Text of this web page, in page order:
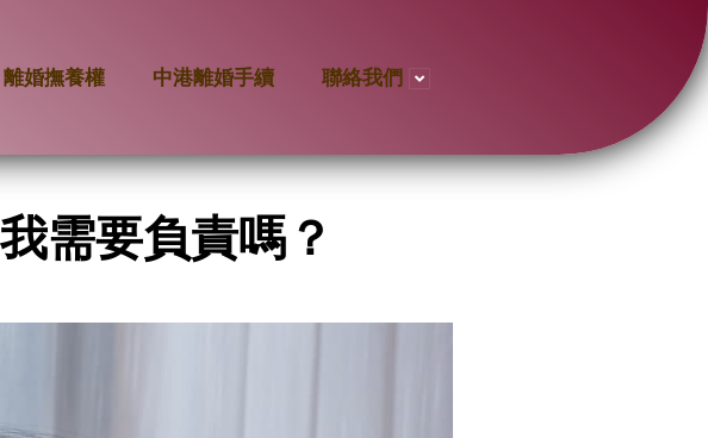
離婚撫養權 中港離婚手續 聯絡我們
需要負責嗎？